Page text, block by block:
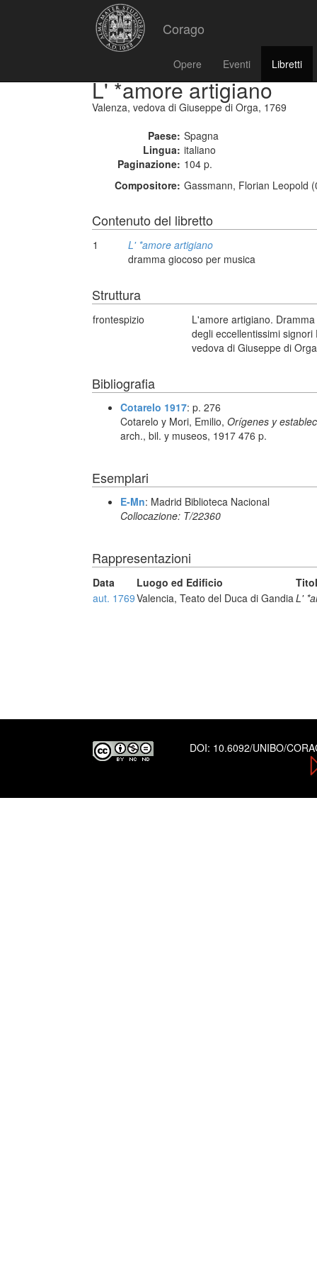
Corago
Opere Eventi Libretti
L' *amore artigiano
Valenza, vedova di Giuseppe di Orga, 1769
Paese: Spagna
Lingua: italiano
Paginazione: 104 p.
Compositore: Gassmann, Florian Leopold
Contenuto del libretto
1
L' *amore artigiano
dramma giocoso per musica
Struttura
frontespizio
L'amore artigiano.
degli eccellentissimi
vedova di Giuseppe di
Bibliografia
Cotarelo 1917: p. 276
Cotarelo y Mori, Emilio, Orígenes y
arch., bil. y museos, 1917 476 p.
Esemplari
E-Mn: Madrid Biblioteca Nacional
Collocazione: T/22360
Rappresentazioni
Data Luogo ed Edificio
aut. 1769Valencia, Teato del Duca di GandiaL'
DOI: 10.6092/UNIBO/